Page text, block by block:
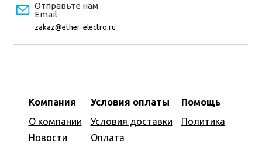
Отправьте нам
Email
zakaz@ether-electro.ru
Компания
О компании
Новости
Условия оплаты
Условия доставки
Оплата
Помощь
Политика